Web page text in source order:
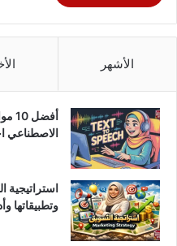
الأشهر
الاصطناعي
استراتيجية
وتطبيقاتها